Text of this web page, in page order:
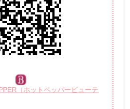
（ホットペッパービューテ